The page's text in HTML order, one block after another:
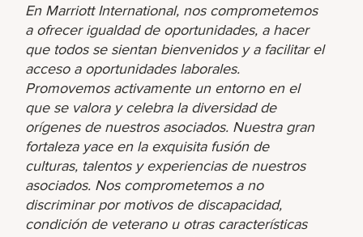
En Marriott International, nos comprometemos
a ofrecer igualdad de oportunidades, a hacer
que todos se sientan bienvenidos y a facilitar el
acceso a oportunidades laborales.
Promovemos activamente un entorno en el
que se valora y celebra la diversidad de
orígenes de nuestros asociados. Nuestra gran
fortaleza yace en la exquisita fusión de
culturas, talentos y experiencias de nuestros
asociados. Nos comprometemos a no
discriminar por motivos de discapacidad,
condición de veterano u otras características